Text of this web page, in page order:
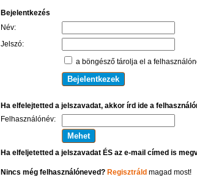
Bejelentkezés
Név:
Jelszó:
a böngésző tárolja el a
Ha elfelejtetted a jelszavadat, akkor írd ide a
Felhasználónév:
Ha elfeljetetted a jelszavadat ÉS az e-mail címed is
Nincs még felhasználóneved? Regisztráld magad most!